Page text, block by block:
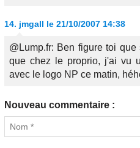
14. jmgall le 21/10/2007 14:38
@Lump.fr: Ben figure toi
que chez le proprio, j'ai vu
avec le logo NP ce matin,
Nouveau commentaire :